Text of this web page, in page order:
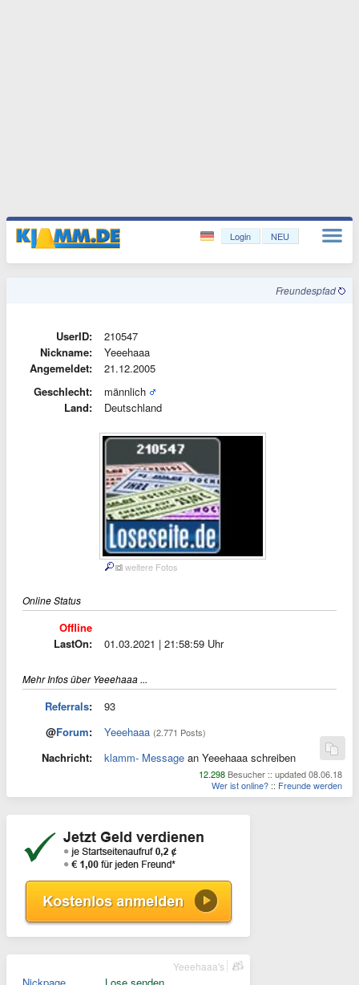
Login NEU
Freundespfad
UserID:
210547
Nickname:
Yeeehaaa
Angemeldet:
21.12.2005
Geschlecht:
männlich
Land:
Deutschland
weitere Fotos
Online Status
Offline
LastOn:
01.03.2021 | 21:58:59 Uhr
Mehr Infos über Yeeehaaa ...
Referrals:
93
@Forum: Yeeehaaa (2.771 Posts)
Nachricht: klamm- Message an Yeeehaaa schreiben
12.298 Besucher :: updated 08.06.18
Wer ist online? :: Freunde werden
Yeeehaaa's